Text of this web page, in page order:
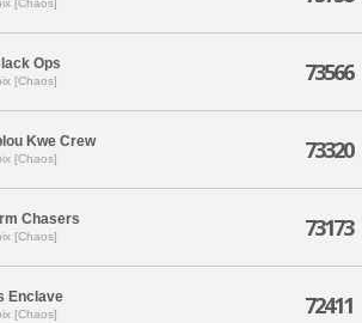
[Chaos]
Ops
[Chaos] 73566
Kwe Crew
[Chaos] 73320
Chasers
[Chaos] 73173
Enclave
[Chaos] 72411